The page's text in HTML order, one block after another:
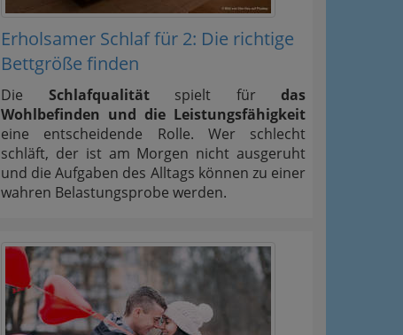
Erholsamer Schlaf für 2: Die richtige
Bettgröße finden
Die Schlafqualitätspielt für das
Wohlbefinden und die Leistungsfähigkeit
eine entscheidende Rolle. Wer schlecht
schläft, der ist am Morgen nicht ausgeruht
und die Aufgaben des Alltags können zu einer
wahren Belastungsprobe werden.